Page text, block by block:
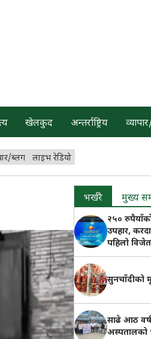
खेलकुद अन्तर्राष्ट्रिय व्यापार/
ब्लग लाइभ रेडियो
भर्खरै मुख्य
२५०
उपहार,
पहिलो
सुनचाँदीको
साढे आठ
अस्पतालको